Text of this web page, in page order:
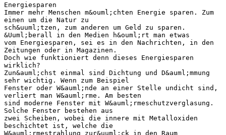
Energiesparen
Immer mehr Menschen m&ouml;chten Energie sparen. Zum
einen um die Natur zu
sch&uuml;tzen, zum anderen um Geld zu sparen.
&Uuml;berall in den Medien h&ouml;rt man etwas
vom Energiesparen, sei es in den Nachrichten, in den
Zeitungen oder in Magazinen.
Doch wie funktioniert denn dieses Energiesparen
wirklich?
Zun&auml;chst einmal sind Dichtung und D&auml;mmung
sehr wichtig. Wenn zum Beispiel
Fenster oder W&auml;nde an einer Stelle undicht sind,
verliert man W&auml;rme. Am besten
sind moderne Fenster mit W&auml;rmeschutzverglasung.
Solche Fenster bestehen aus
zwei Scheiben, wobei die innere mit Metalloxiden
beschichtet ist, welche die
W&auml;rmestrahlung zur&uuml;ck in den Raum